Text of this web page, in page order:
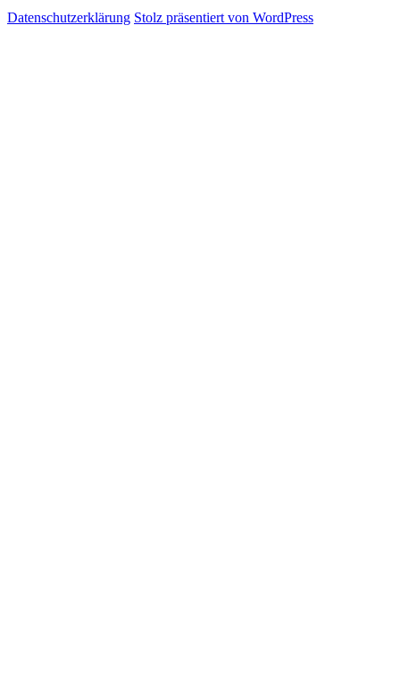
Datenschutz­erklärung Stolz präsentiert von WordPress